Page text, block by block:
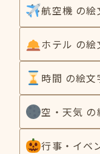
航空機 の絵
ホテル の
時間 の絵
空・天気
行事・イベ